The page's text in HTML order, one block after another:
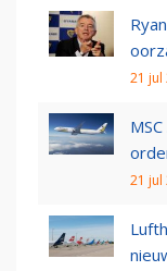
21 jul
21 jul